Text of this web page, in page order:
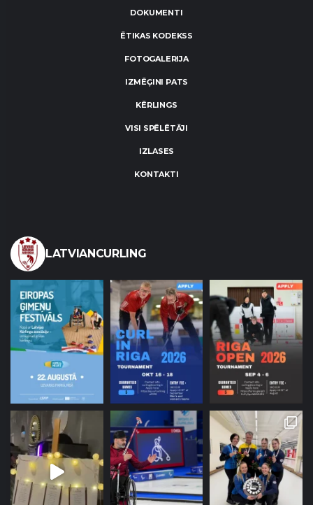
DOKUMENTI
ĒTIKAS KODEKSS
FOTOGALERIJA
IZMĒĢINI PATS
KĒRLINGS
VISI SPĒLĒTĀJI
IZLASES
KONTAKTI
LATVIANCURLING